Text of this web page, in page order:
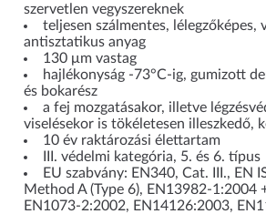
szervetlen vegyszereknek
teljesen szálmentes, lélegzőképes,
antisztatikus anyag
130 μm vastag
hajlékonyság -73°C-ig, gumizott
és bokarész
a fej mozgatásakor, illetve
viselésekor is tökéletesen illeszkedő,
10 év raktározási élettartam
III. védelmi kategória, 5. és 6. típus
EU szabvány: EN340, Cat. III., EN
Method A (Type 6), EN13982-1:2004
EN1073-2:2002, EN14126:2003,